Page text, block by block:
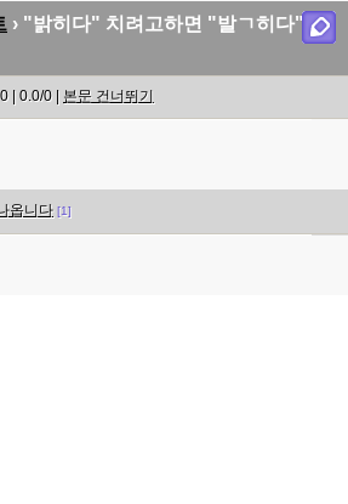
› "밝히다" 치려고하면 "발ㄱ히다" 이
| 0.0/0 | 본문 건너뛰기
옵니다 [1]